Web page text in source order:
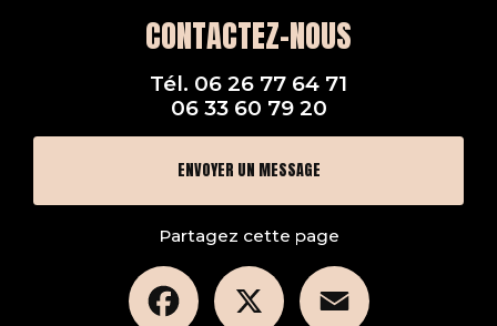
CONTACTEZ-NOUS
Tél. 06 26 77 64 71
06 33 60 79 20
ENVOYER UN MESSAGE
Partagez cette page
Facebook